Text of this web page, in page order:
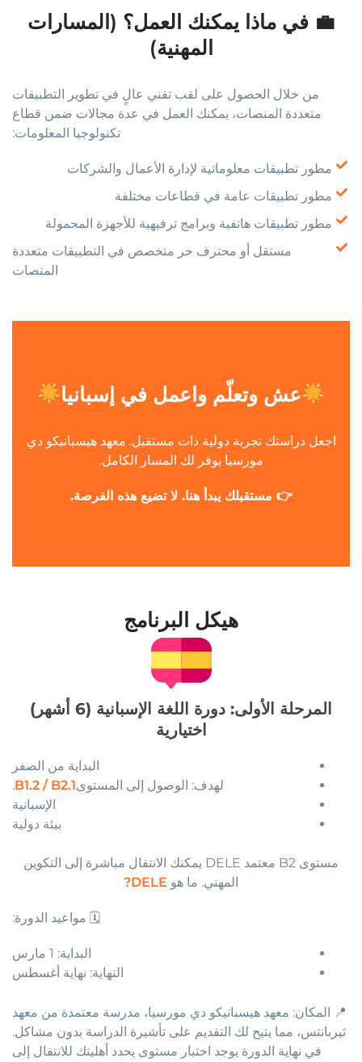
💼 في ماذا يمكنك العمل؟ (المسارات
المهنية)
من خلال الحصول على لقب تقني عالٍ في تطوير التطبيقات
متعددة المنصات، يمكنك العمل في عدة مجالات ضمن قطاع
تكنولوجيا المعلومات:
مطور تطبيقات معلوماتية لإدارة الأعمال والشركات
مطور تطبيقات عامة في قطاعات مختلفة
مطور تطبيقات هاتفية وبرامج ترفيهية للأجهزة المحمولة
مستقل أو محترف حر متخصص في التطبيقات متعددة
المنصات
عش وتعلّم واعمل في إسبانيا
اجعل دراستك تجربة دولية ذات مستقبل. معهد هيسبانيكو دي
مورسيا يوفر لك المسار الكامل.
👉 مستقبلك يبدأ هنا. لا تضيع هذه الفرصة.
هيكل البرنامج
المرحلة الأولى: دورة اللغة الإسبانية (6 أشهر)
اختيارية
البداية من الصفر
لهدف: الوصول إلى المستوىB1.2 / B2.1
.
الإسبانية
بيئة دولية
مستوى B2 معتمد DELE يمكنك الانتقال مباشرة إلى التكوين
المهني. ما هو DELE?
🗓️ مواعيد الدورة:
البداية: 1 مارس
النهاية: نهاية أغسطس
📍 المكان: معهد هيسبانيكو دي مورسيا، مدرسة معتمدة من معهد
ثيربانتس، مما يتيح لك التقديم على تأشيرة الدراسة بدون مشاكل.
في نهاية الدورة يوجد اختبار مستوى يحدد أهليتك للانتقال إلى